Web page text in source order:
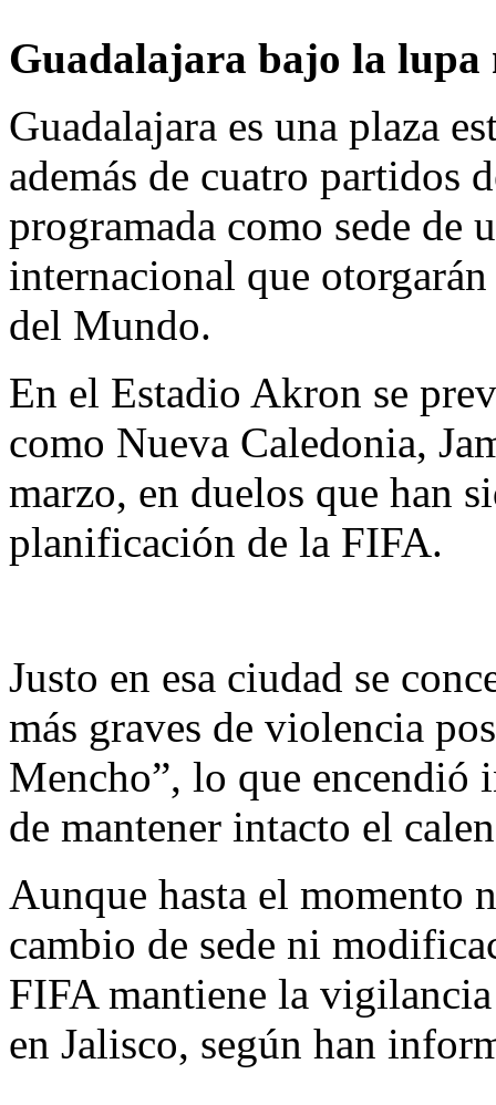
Guadalajara bajo la lupa
Guadalajara es una plaza
además de cuatro partidos
programada como sede de
internacional que
del Mundo.
En el Estadio Akron se
como Nueva Caledonia,
marzo, en duelos que han
planificación de la FIFA.
Justo en esa ciudad se
más graves de violencia
Mencho”, lo que encendió
de mantener intacto el
Aunque hasta el momento
cambio de sede ni
FIFA mantiene la
en Jalisco, según han